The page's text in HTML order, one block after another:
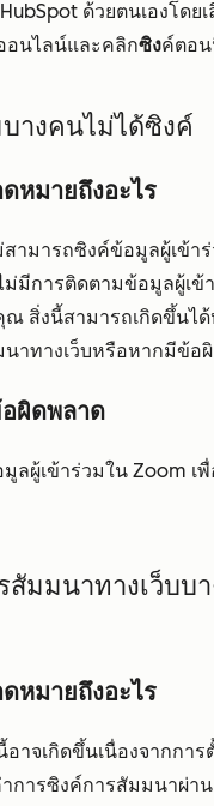
ด้วยตนเองโดย
อนไลน์และคลิกซิงค์ตอน
างคนไม่ได้ซิงค์
หมายถึงอะไร
สามารถซิงค์ข้อมูลผู้เข้า
ม่มีการติดตามข้อมูลผู้เ
สิ่งนี้สามารถเกิดขึ้นได้
าทางเว็บหรือหากมีข้อ
ผิดพลาด
ลผู้เข้าร่วมใน Zoom เ
มมนาทางเว็บบ
หมายถึงอะไร
าจเกิดขึ้นเนื่องจากการ
การซิงค์การสัมมนาผ่าน